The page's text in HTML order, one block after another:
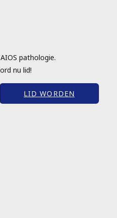
pathologie.
nu lid!
LID WORDEN